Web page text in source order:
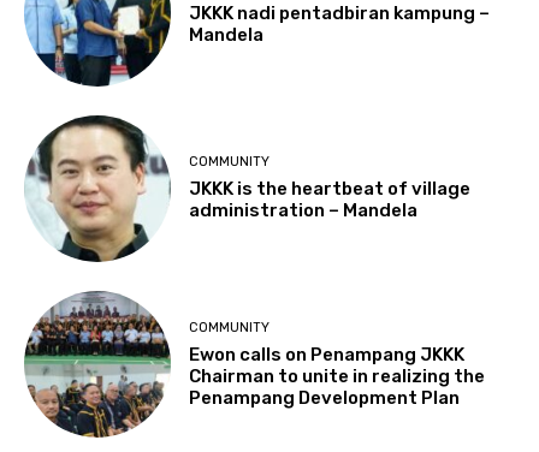
JKKK nadi pentadbiran kampung –
Mandela
COMMUNITY
JKKK is the heartbeat of village
administration – Mandela
COMMUNITY
Ewon calls on Penampang JKKK
Chairman to unite in realizing the
Penampang Development Plan